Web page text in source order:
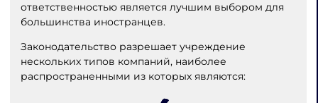
ответственностью является лучшим выбором для
большинства иностранцев.
Законодательство разрешает учреждение
нескольких типов компаний, наиболее
распространенными из которых являются: